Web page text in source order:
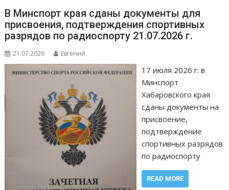
В Минспорт края сданы документы для
присвоения, подтверждения спортивных
разрядов по радиоспорту 21.07.2026 г.
21.07.2026 Евгений
17 июля 2026 г. в
Минспорт
Хабаровского края
сданы документы на
присвоение,
подтверждение
спортивных разрядов
по радиоспорту
READ MORE